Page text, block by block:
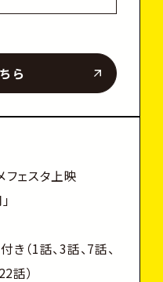
ら
フェスタ上映
（1話、3話、7話、
話）